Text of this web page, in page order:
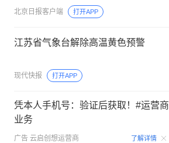
北京日报客户端 打开APP
江苏省气象台解除高温黄色预警
现代快报 打开APP
凭本人手机号：验证后获取！#运营商
业务
广告 云启创想运营商 了解详情